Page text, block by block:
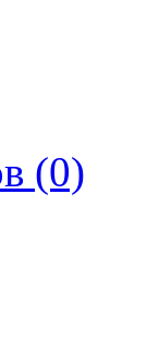
(0)